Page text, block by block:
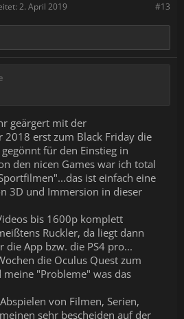
#13
2. April 2019
geärgert mit der
2018 erst zum Black Friday die
gegönnt für den Einstieg in
den nicen Games war ich total
ist einfach eine
3D und Immersion in dieser
bis 1600p komplett
Ruckler, da liegt dann
die App bzw. die PS4 pro...
die Oculus Quest zum
meine "Probleme" was das
von Filmen, Serien,
sehr bescheiden auf der